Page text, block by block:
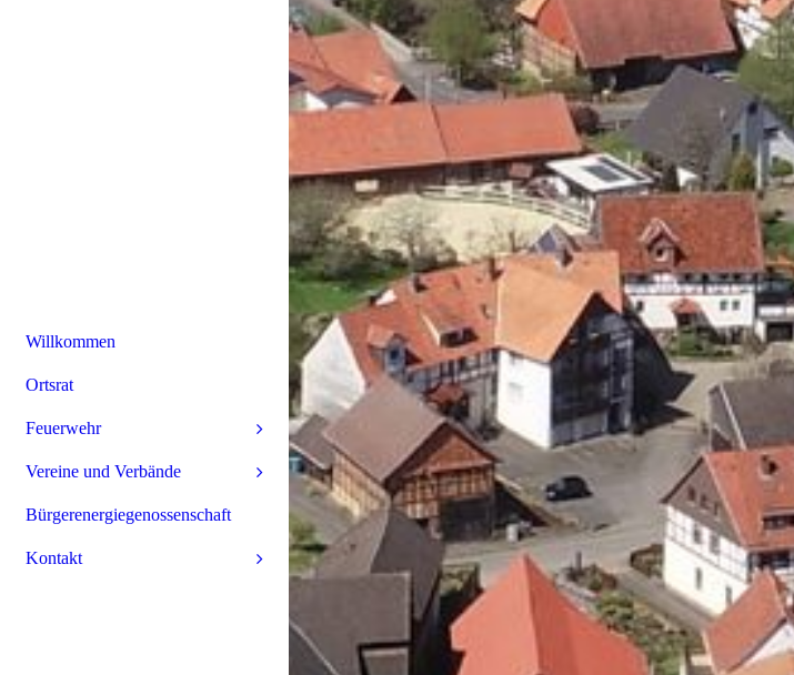
Willkommen
Ortsrat
Feuerwehr
Vereine und Verbände
Bürgerenergiegenossenschaft
Kontakt